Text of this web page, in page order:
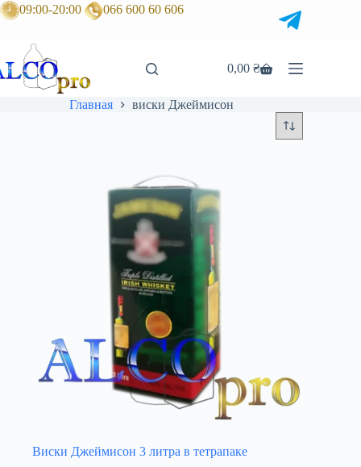
Перейти
к
09:00-20:00 066 600 60 606
Корзина
0,00₴
Главная виски Джеймисон
Виски Джеймисон 3 литра в тетрапаке